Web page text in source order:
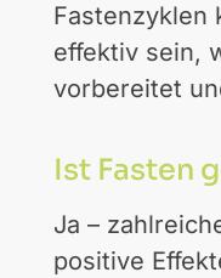
Fastenzyklen
effektiv sein,
vorbereitet
Ist Fasten
Ja –
positive